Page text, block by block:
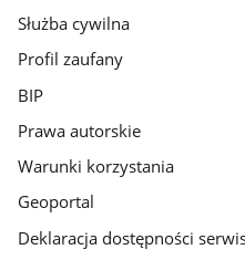
Służba cywilna
Profil zaufany
BIP
Prawa autorskie
Warunki korzystania
Geoportal
Deklaracja dostępności